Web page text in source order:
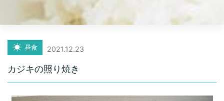
昼食 2021.12.23
カジキの照り焼き